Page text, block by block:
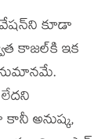
కూడా
కాజల్‍కి ఇక
కానీ అనుష్క,